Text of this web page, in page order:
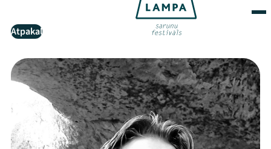
Atpakaļ